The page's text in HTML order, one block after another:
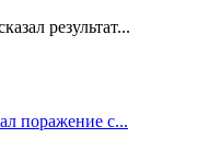
результат...
поражение с...